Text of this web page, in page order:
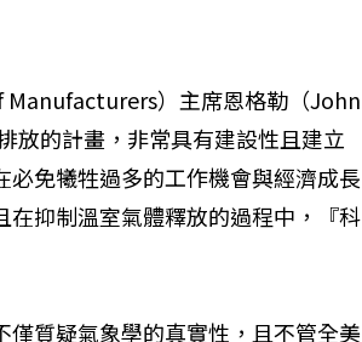
）主席恩格勒（John
放的計畫，非常具有建設性且建立
免犧牲過多的工作機會與經濟成長
抑制溫室氣體釋放的過程中，『科
質疑氣象學的真實性，且不管全美